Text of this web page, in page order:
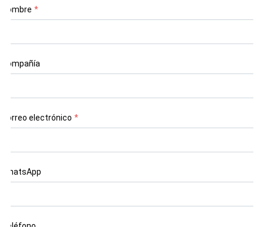
Nombre *
Compañía
Correo electrónico *
WhatsApp